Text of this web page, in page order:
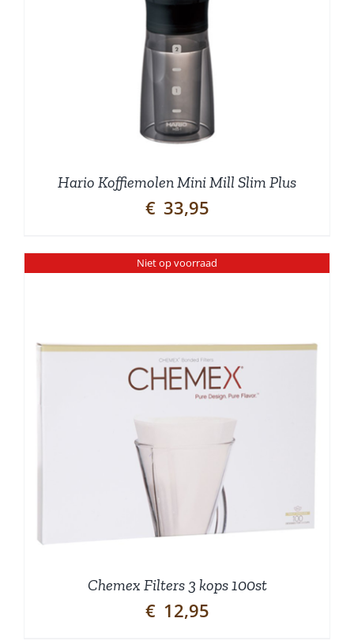
Hario Koffiemolen Mini Mill Slim Plus
€ 33,95
Niet op voorraad
Chemex Filters 3 kops 100st
€ 12,95